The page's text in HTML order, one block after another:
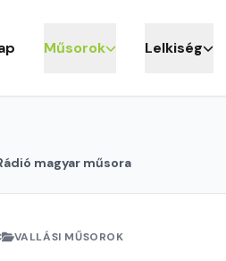
Műsorok Lelkiség
magyar műsora
VALLÁSI MŰSOROK